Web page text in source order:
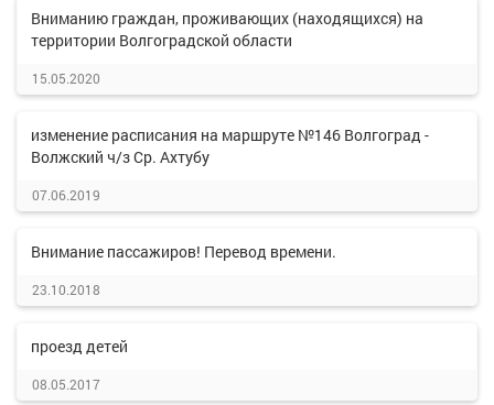
Вниманию граждан, проживающих (находящихся) на
территории Волгоградской области
15.05.2020
изменение расписания на маршруте №146 Волгоград -
Волжский ч/з Ср. Ахтубу
07.06.2019
Внимание пассажиров! Перевод времени.
23.10.2018
проезд детей
08.05.2017